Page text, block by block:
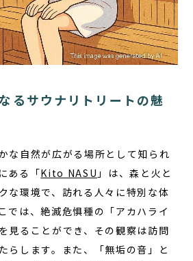
クティビティ
日の過ごし方
FAQ
コラム
問い合わせ
JA
EN
るサウナリトリートの魅
な自然が広がる場所として知られ
ある「Kito NASU 」は、森と火と
な環境で、訪れる人々に特別な体
では、絶滅危惧種の「アカハライ
見ることができ、その観察は訪問
らします。また、「無垢の音」と